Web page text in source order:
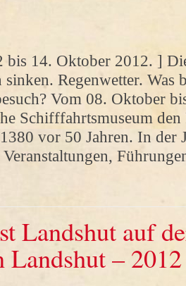
bis 14. Oktober 2012. ]
Regenwetter. Was
Vom 08. Oktober
Schifffahrtsmuseum
vor 50 Jahren. In der
Veranstaltungen,
Landshut auf
Landshut – 2012